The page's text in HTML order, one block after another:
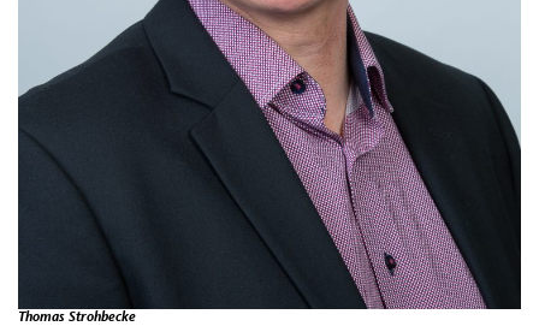
Thomas Strohbecke